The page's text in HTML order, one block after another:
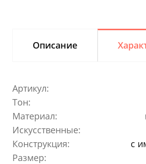
Описание
Артикул:
Тон:
Материал:
Искусственные:
Конструкция:
с
Размер: